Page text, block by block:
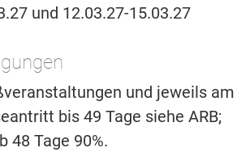
und 12.03.27-15.03.27
und jeweils am
bis 49 Tage siehe ARB;
48 Tage 90%.